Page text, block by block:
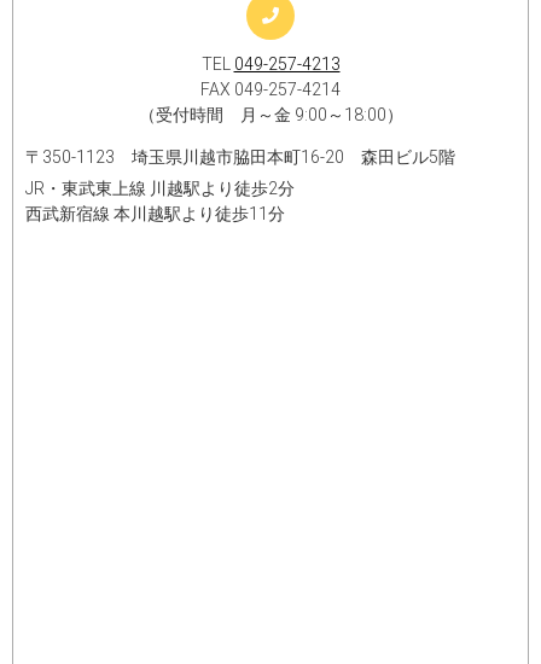
TEL 049-257-4213
FAX 049-257-4214
（受付時間 月～金 9:00～18:00）
〒350-1123 埼玉県川越市脇田本町16-20 森田ビル5階
JR・東武東上線 川越駅より徒歩2分
西武新宿線 本川越駅より徒歩11分